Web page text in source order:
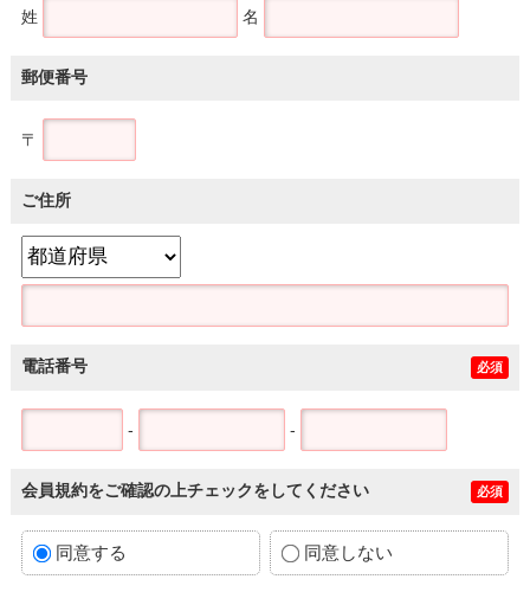
姓 名
郵便番号
〒
ご住所
電話番号 必須
- -
会員規約をご確認の上チェックをしてください 必須
同意する 同意しない